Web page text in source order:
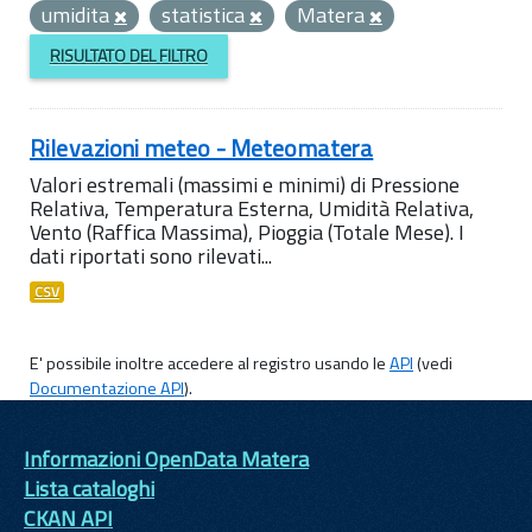
umidita
statistica Matera
RISULTATO DEL FILTRO
Rilevazioni meteo - Meteomatera
Valori estremali (massimi e minimi) di Pressione
Relativa, Temperatura Esterna, Umidità Relativa,
Vento (Raffica Massima), Pioggia (Totale Mese). I
dati riportati sono rilevati...
CSV
E' possibile inoltre accedere al registro usando leAPI(vedi
Documentazione API).
Informazioni OpenData Matera
Lista cataloghi
CKAN API